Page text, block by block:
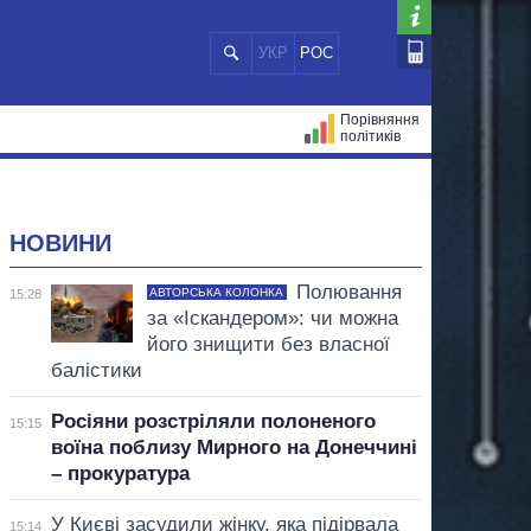
УКР РОС
Порівняння
політиків
НОВИНИ
15:28 АВТОРСЬКА КОЛОНКА
Полювання
за «Іскандером»: чи можна
його знищити без власної
балістики
15:15
Росіяни розстріляли полоненого
воїна поблизу Мирного на Донеччині
– прокуратура
15:14
У Києві засудили жінку, яка підірвала